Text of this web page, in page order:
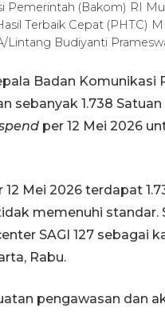
Pemerintah (Bakom) RI
Terbaik Cepat (PHTC)
Lintang Budiyanti
Badan
sebanyak 1.738
per 12 Mei 2026
Mei 2026 terdapat
memenuhi standar.
SAGI 127 sebagai
Rabu.
pengawasan dan